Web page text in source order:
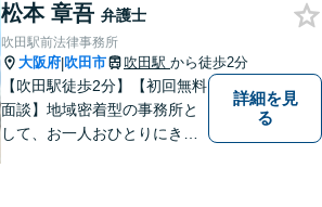
あれば出張相談にも応じてお
りますのでお気軽にご相談く
ださい。
松本 章吾 弁護士
吹田駅前法律事務所
大阪府|吹田市 吹田駅 から徒歩2分
【吹田駅徒歩2分】【初回無料
面談】地域密着型の事務所と
して、お一人おひとりにきめ
詳細を見
る